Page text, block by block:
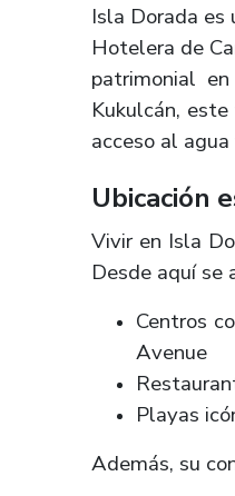
Isla Dorada
Hotelera de
patrimonial
Kukulcán,
acceso al
Ubicación
Vivir en Isla
Desde aquí se
Centros
Avenue
Playas
Además, su